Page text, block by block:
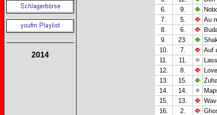
2014
6.
9.
7.
5.
Au
8.
6.
9.
23.
10.
7.
Auf
11.
11.
12.
8.
13.
15.
14.
14.
15.
13.
16.
2.